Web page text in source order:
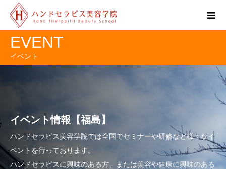
EVENT
イベント
イベント情報【福島】
ハンドセラピス美容学院では全国でセミナーや研修など様々なイ
ベントを行っております。
ハンドセラピスに興味のある方、または美容や健康に興味のある